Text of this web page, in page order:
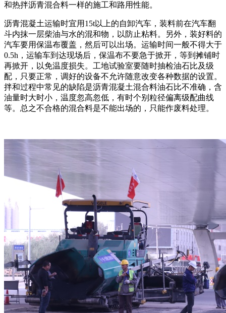
和热拌沥青混合料一样的施工和路用性能。
沥青混凝土运输时宜用15t以上的自卸汽车，装料前在汽车翻
斗内抹一层柴油与水的混和物，以防止粘料。另外，装好料的
汽车要用保温布覆盖，然后可以出场。运输时间一般不得大于
0.5h，运输车到达现场后，保温布不要急于掀开，等到摊铺时
再掀开，以免温度损失。工地试验室要随时抽检油石比及级
配，只要正常，调好的设备不允许随意改变各种数据的设置。
拌和过程中常见的缺陷是沥青混凝土混合料油石比不准确，含
油量时大时小，温度忽高忽低，有时个别粒径偏离级配曲线
等。总之不合格的混合料是不能出场的，只能作废料处理。